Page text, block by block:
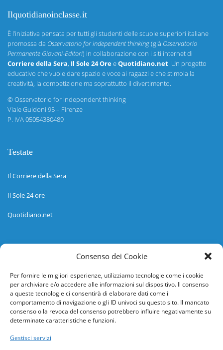
Consenso dei Cookie
Per fornire le migliori esperienze, utilizziamo tecnologie come i cookie
per archiviare e/o accedere alle informazioni sul dispositivo. Il consenso
a queste tecnologie ci consentirà di elaborare dati come il
comportamento di navigazione o gli ID univoci su questo sito. Il mancato
consenso o la revoca del consenso potrebbero influire negativamente su
determinate caratteristiche e funzioni.
Gestisci servizi
Ilquotidianoinclasse.it
È l’iniziativa pensata per tutti gli studenti delle scuole superiori italiane
promossa da Osservatorio for independent thinking(già Osservatorio
Permanente Giovani-Editori) in collaborazione con i siti internet di
Corriere della Sera, Il Sole 24 OreeQuotidiano.net. Un progetto
educativo che vuole dare spazio e voce ai ragazzi e che stimola la
creatività, la competizione ma soprattutto il divertimento.
©Osservatorio for independent thinking
Viale Guidoni 95 – Firenze
P. IVA 05054380489
Testate
Il Corriere della Sera
Il Sole 24 ore
Quotidiano.net
Informazioni
Help desk
Guida rapida